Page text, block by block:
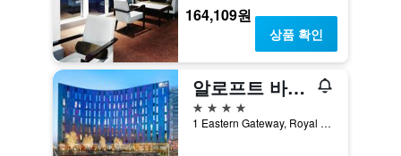
164,109원
상품 확인
알로프트 바이 메리어트 런던 엑셀
4성급
1 Eastern Gateway, Royal Victoria Dock, 런던, 영국